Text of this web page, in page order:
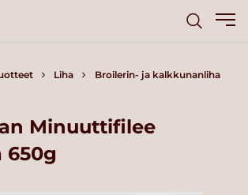
Liha Broilerin- ja kalkkunanliha
Minuuttifilee
650g